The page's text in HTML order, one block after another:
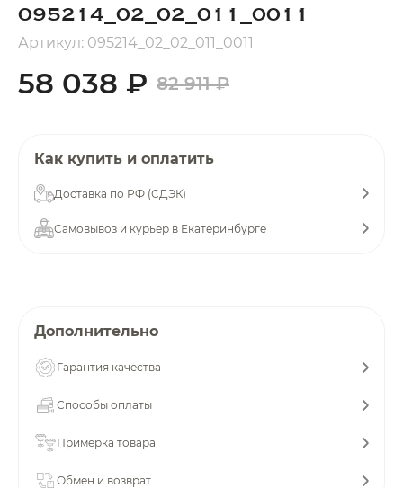
095214_02_02_011_0011
Артикул: 095214_02_02_011_0011
58 038 ₽ 82 911 ₽
Как купить и оплатить
Доставка по РФ (СДЭК)
Самовывоз и курьер в Екатеринбурге
Дополнительно
Гарантия качества
Способы оплаты
Примерка товара
Обмен и возврат
выбранный способом
списываться с вашей карты
Подробнее
об оплате Плайтом
недели
8 800 302-02-51